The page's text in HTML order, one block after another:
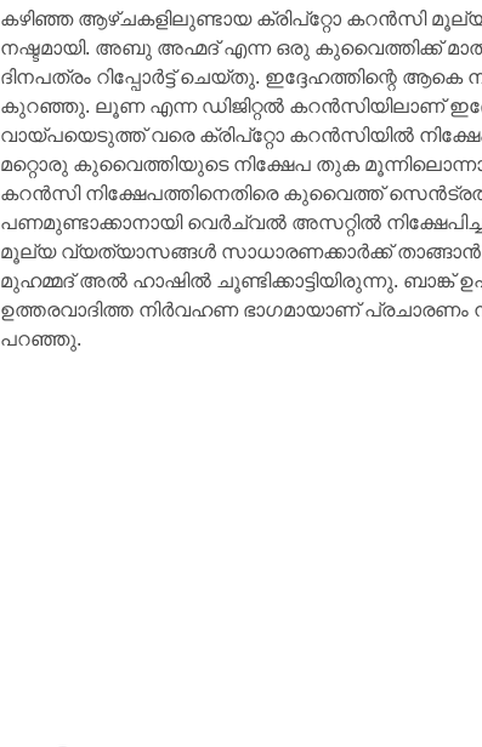
കഴിഞ്ഞ ആഴ്ചകളിലുണ്ടായ ക്രിപ്റ്റോ കറൻസി
നഷ്ടമായി. അബു അഹ്മദ് എന്ന ഒരു കുവൈത്തിക്ക്
ദിനപത്രം റിപ്പോർട്ട് ചെയ്തു. ഇദ്ദേഹത്തിന്റെ
കുറഞ്ഞു. ലൂണ എന്ന ഡിജിറ്റൽ കറൻസിയിലാണ്
വായ്പയെടുത്ത് വരെ ക്രിപ്റ്റോ കറൻസിയിൽ
മറ്റൊരു കുവൈത്തിയുടെ നിക്ഷേപ തുക
കറൻസി നിക്ഷേപത്തിനെതിരെ കുവൈത്ത് സെൻട്രൽ
പണമുണ്ടാക്കാനായി വെർച്വൽ അസറ്റിൽ
മൂല്യ വ്യത്യാസങ്ങൾ സാധാരണക്കാർക്ക്
മുഹമ്മദ് അൽ ഹാഷിൽ ചൂണ്ടിക്കാട്ടിയിരുന്നു. ബാങ്ക്
ഉത്തരവാദിത്ത നിർവഹണ ഭാഗമായാണ്
പറഞ്ഞു.